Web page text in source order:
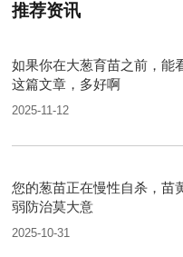
推荐资讯
如果你在大葱育苗之前，能
这篇文章，多好啊
2025-11-12
您的葱苗正在慢性自杀，苗
弱防治莫大意
2025-10-31